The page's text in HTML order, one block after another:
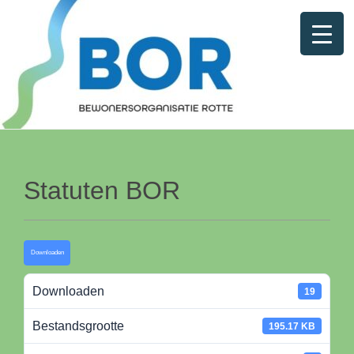
Statuten BOR
Downloaden
Downloaden 19
Bestandsgrootte 195.17 KB